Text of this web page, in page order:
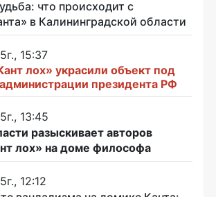
что происходит с
в Калининградской области
15:37
лох» украсили объект под
президента РФ
13:45
разыскивает авторов
лох» на доме философа
12:12